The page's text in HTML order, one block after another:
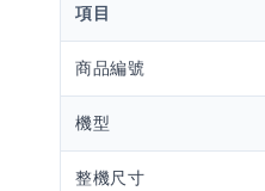
項目
商品編號
機型
整機尺寸